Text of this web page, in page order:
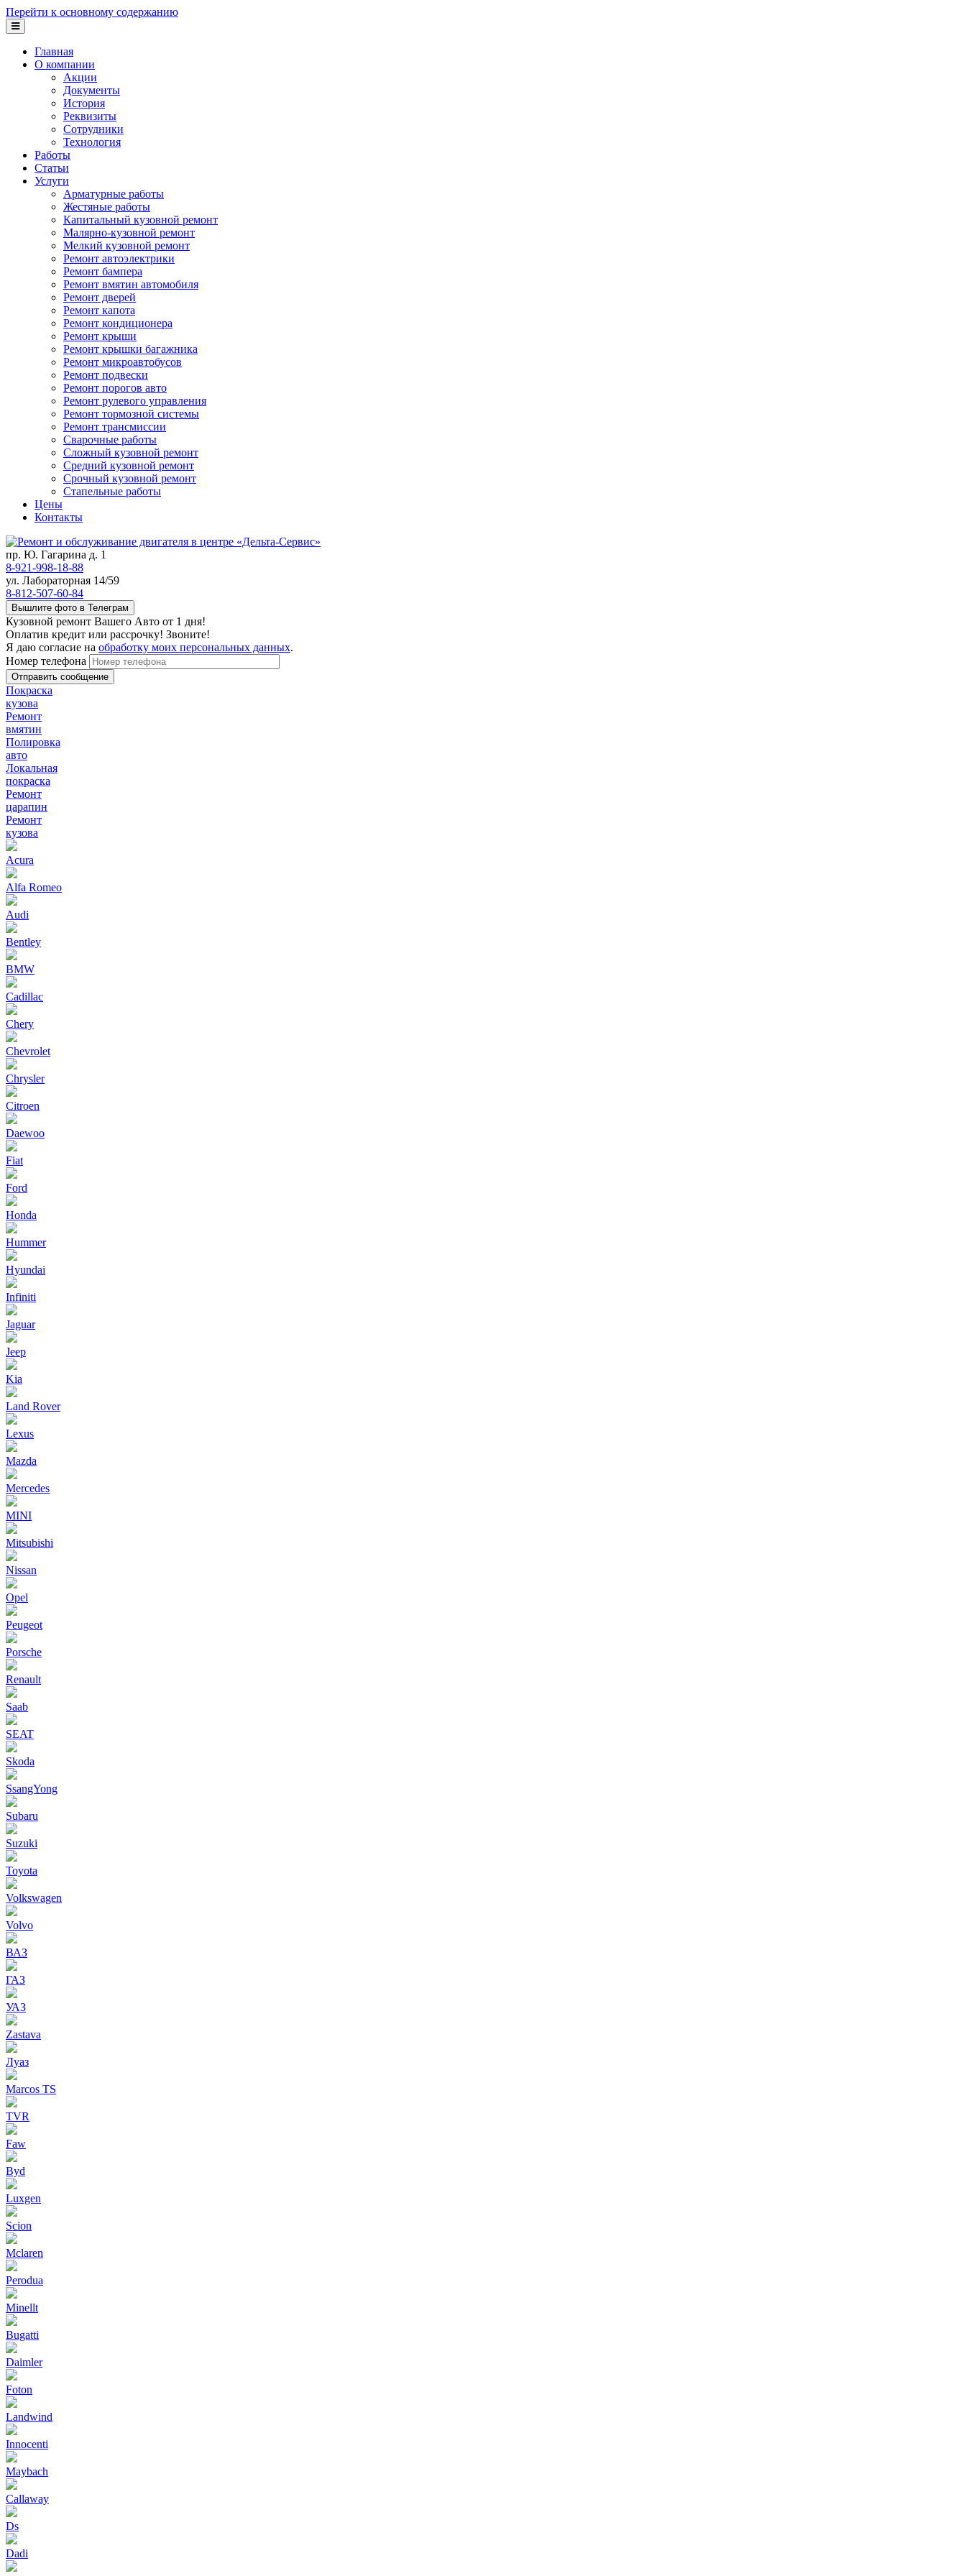
Перейти к основному содержанию
Главная
О компании
Акции
Документы
История
Реквизиты
Сотрудники
Технология
Работы
Статьи
Услуги
Арматурные работы
Жестяные работы
Капитальный кузовной ремонт
Малярно-кузовной ремонт
Мелкий кузовной ремонт
Ремонт автоэлектрики
Ремонт бампера
Ремонт вмятин автомобиля
Ремонт дверей
Ремонт капота
Ремонт кондиционера
Ремонт крыши
Ремонт крышки багажника
Ремонт микроавтобусов
Ремонт подвески
Ремонт порогов авто
Ремонт рулевого управления
Ремонт тормозной системы
Ремонт трансмиссии
Сварочные работы
Сложный кузовной ремонт
Средний кузовной ремонт
Срочный кузовной ремонт
Стапельные работы
Цены
Контакты
пр. Ю. Гагарина д. 1
8-921-998-18-88
ул. Лабораторная 14/59
8-812-507-60-84
Вышлите фото в Телеграм
Кузовной ремонт Вашего Авто от 1 дня!
Оплатив кредит или рассрочку! Звоните!
Я даю согласие на обработку моих персональных данных.
Номер телефона
Покраска
кузова
Ремонт
вмятин
Полировка
авто
Локальная
покраска
Ремонт
царапин
Ремонт
кузова
Acura
Alfa Romeo
Audi
Bentley
BMW
Cadillac
Chery
Chevrolet
Chrysler
Citroen
Daewoo
Fiat
Ford
Honda
Hummer
Hyundai
Infiniti
Jaguar
Jeep
Kia
Land Rover
Lexus
Mazda
Mercedes
MINI
Mitsubishi
Nissan
Opel
Peugeot
Porsche
Renault
Saab
SEAT
Skoda
SsangYong
Subaru
Suzuki
Toyota
Volkswagen
Volvo
ВАЗ
ГАЗ
УАЗ
Zastava
Луаз
Marcos TS
TVR
Faw
Byd
Luxgen
Scion
Mclaren
Perodua
Minellt
Bugatti
Daimler
Foton
Landwind
Innocenti
Maybach
Callaway
Ds
Dadi